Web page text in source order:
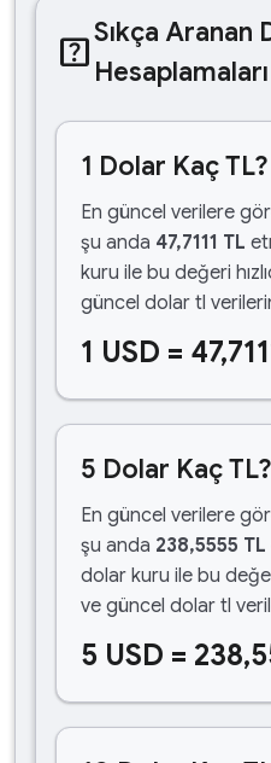
help_centerSıkça Aranan
Hesaplamaları
1 Dolar Kaç TL?
En güncel verilere
şu anda 47,7111 TL
kuru ile bu değeri
güncel dolar tl
1 USD =
5 Dolar Kaç TL?
En güncel verilere
şu anda 238,5555 TL
dolar kuru ile bu
ve güncel dolar tl
5 USD =